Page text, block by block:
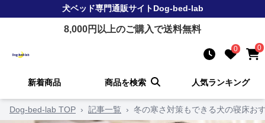
犬ベッド専門通販サイトDog-bed-lab
8,000円以上のご購入で送料無料
0 0
新着商品 商品を検索 人気ランキング
Dog-bed-lab TOP › 記事一覧 › 冬の寒さ対策もできる犬の寝床お